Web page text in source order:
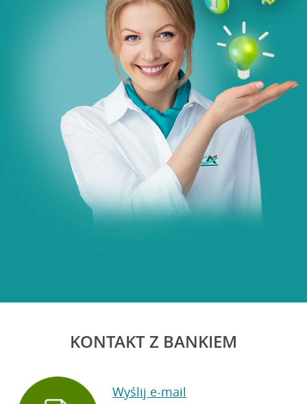
KONTAKT Z BANKIEM
Wyślij e-mail